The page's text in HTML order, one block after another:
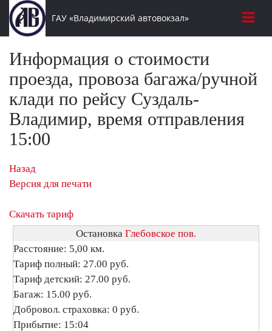
ГАУ «Владимирский автовокзал»
Информация о стоимости
проезда, провоза багажа/ручной
клади по рейсу Суздаль-
Владимир, время отправления
15:00
Назад
Версия для печати
Скачать тариф
Остановка Глебовское пов.
Расстояние: 5,00 км.
Тариф полный: 27.00 руб.
Тариф детский: 27.00 руб.
Багаж: 15.00 руб.
Добровол. страховка: 0 руб.
Прибытие: 15:04